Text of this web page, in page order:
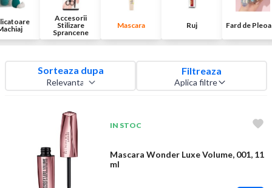
Accesorii
Stilizare
Sprancene
Mascara Ruj Fard de
Sorteaza dupa Filtreaza
Aplica filtre
IN STOC
Mascara Wonder Luxe Volume, 001, 11
ml